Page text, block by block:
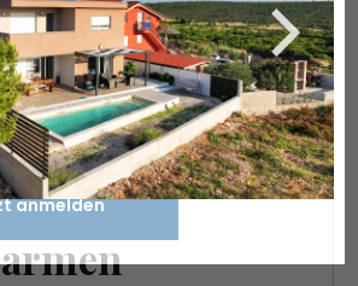
für Neukunden, die sich über
registrieren. Rabatte sind nicht
gilt für Buchungen im Jahr 2026
getätigte Buchungen.
anmelden